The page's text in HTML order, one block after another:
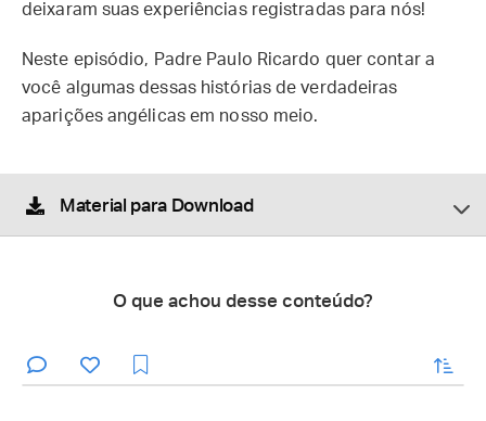
deixaram suas experiências registradas para nós!
Neste episódio, Padre Paulo Ricardo quer contar a
você algumas dessas histórias de verdadeiras
aparições angélicas em nosso meio.
Material para Download
O que achou desse conteúdo?
enviar